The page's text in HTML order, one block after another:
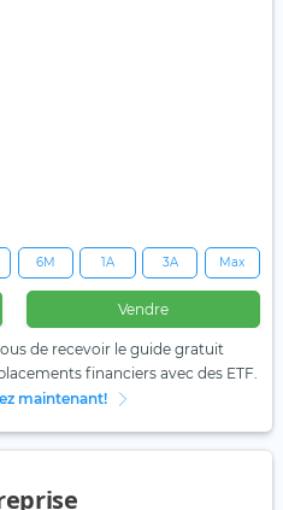
6M 1A 3A Max
Vendre
de recevoir le guide gratuit
financiers avec des ETF.
maintenant!